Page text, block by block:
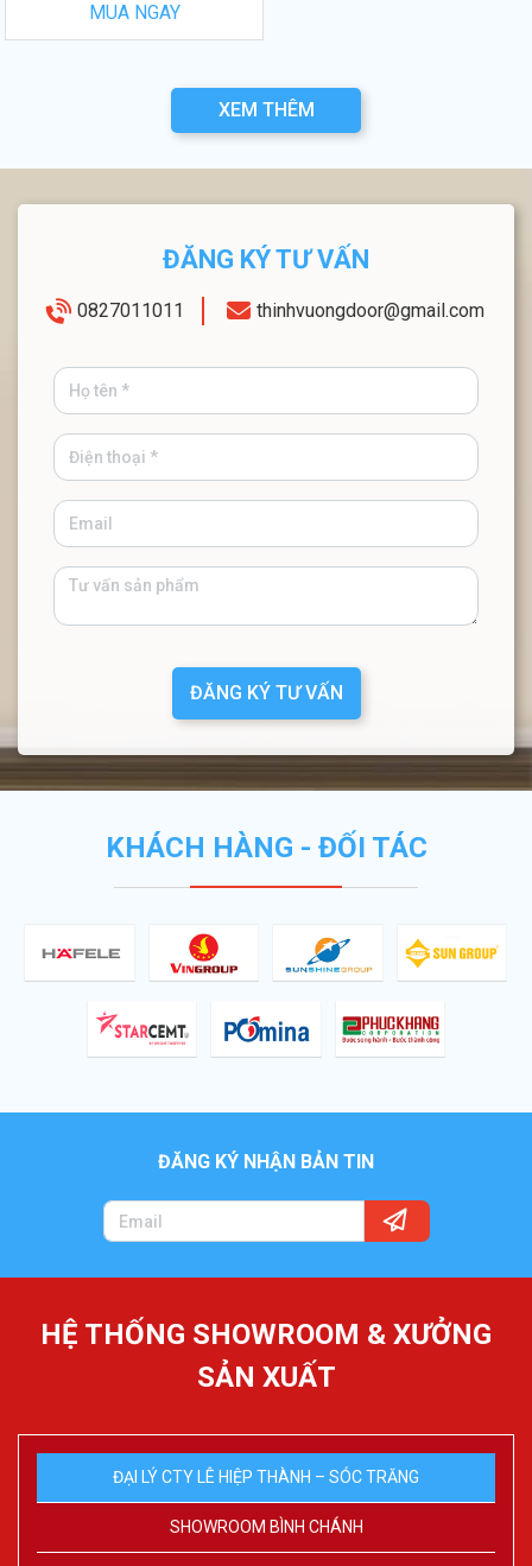
MUA NGAY
XEM THÊM
ĐĂNG KÝ TƯ VẤN
0827011011 thinhvuongdoor@gmail.com
ĐĂNG KÝ TƯ VẤN
KHÁCH HÀNG - ĐỐI TÁC
ĐĂNG KÝ NHẬN BẢN TIN
HỆ THỐNG SHOWROOM & XƯỞNG
SẢN XUẤT
ĐẠI LÝ CTY LÊ HIỆP THÀNH – SÓC TRĂNG
SHOWROOM BÌNH CHÁNH